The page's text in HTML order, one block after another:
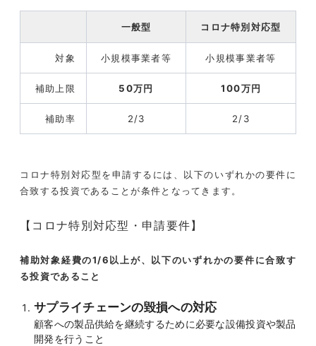
一般型 コロナ特別対応型
対象 小規模事業者等 小規模事業者等
補助上限 50万円 100万円
補助率 2/3 2/3
コロナ特別対応型を申請するには、以下のいずれかの要件に
合致する投資であることが条件となってきます。
【コロナ特別対応型・申請要件】
補助対象経費の1/6以上が、以下のいずれかの要件に合致す
る投資であること
サプライチェーンの毀損への対応
顧客への製品供給を継続するために必要な設備投資や製品
開発を行うこと